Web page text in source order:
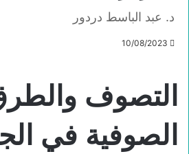
د. عبد الباسط دردور
10/08/2023
التصوف
الصوفية في